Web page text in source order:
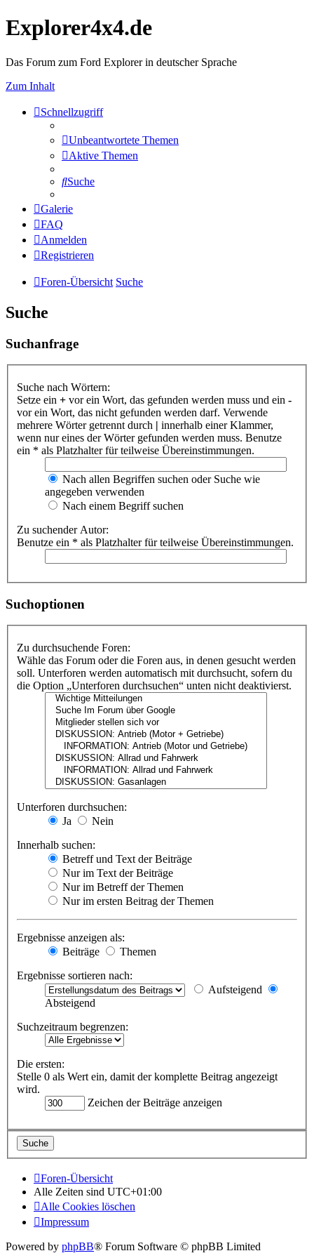
Explorer4x4.de
Das Forum zum Ford Explorer in deutscher Sprache
Zum Inhalt
Schnellzugriff
Unbeantwortete Themen
Aktive Themen
Suche
Galerie
FAQ
Anmelden
Registrieren
Foren-Übersicht Suche
Suche
Suchanfrage
Suche nach Wörtern:
Setze ein + vor ein Wort, das gefunden werden muss und ein -
vor ein Wort, das nicht gefunden werden darf. Verwende
mehrere Wörter getrennt durch | innerhalb einer Klammer,
wenn nur eines der Wörter gefunden werden muss. Benutze
ein * als Platzhalter für teilweise Übereinstimmungen.
Nach allen Begriffen suchen oder Suche wie
angegeben verwenden
Nach einem Begriff suchen
Zu suchender Autor:
Benutze ein * als Platzhalter für teilweise Übereinstimmungen.
Suchoptionen
Zu durchsuchende Foren:
Wähle das Forum oder die Foren aus, in denen gesucht werden
soll. Unterforen werden automatisch mit durchsucht, sofern du
die Option „Unterforen durchsuchen“ unten nicht deaktivierst.
Unterforen durchsuchen:
Ja
Nein
Innerhalb suchen:
Betreff und Text der Beiträge
Nur im Text der Beiträge
Nur im Betreff der Themen
Nur im ersten Beitrag der Themen
Ergebnisse anzeigen als:
Beiträge
Themen
Ergebnisse sortieren nach:
Aufsteigend
Absteigend
Suchzeitraum begrenzen:
Die ersten:
Stelle 0 als Wert ein, damit der komplette Beitrag angezeigt
wird.
Zeichen der Beiträge anzeigen
Foren-Übersicht
Alle Zeiten sind UTC+01:00
Alle Cookies löschen
Impressum
Powered by phpBB® Forum Software © phpBB Limited